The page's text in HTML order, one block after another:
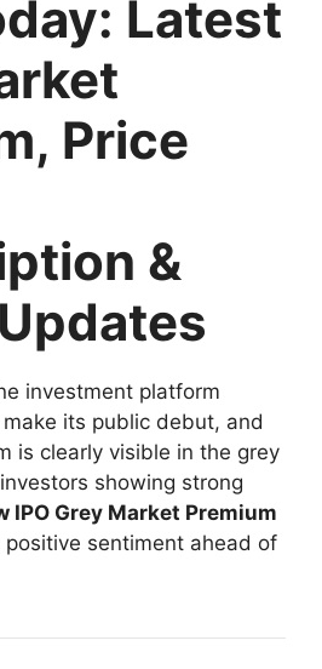
Latest
Price
&
investment platform
its public debut, and
is clearly visible in the grey
showing strong
IPO Grey Market Premium
positive sentiment ahead of